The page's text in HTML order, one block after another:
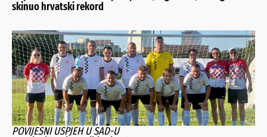
skinuo hrvatski rekord
POVIJESNI USPJEH U SAD-U